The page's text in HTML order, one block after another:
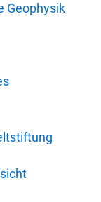
Geophysik